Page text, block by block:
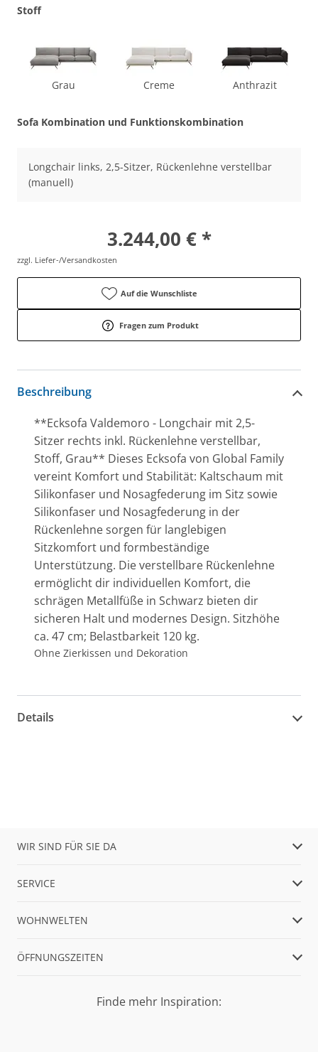
Stoff
Grau Creme Anthrazit
Sofa Kombination und Funktionskombination
Longchair links, 2,5-Sitzer, Rückenlehne verstellbar
(manuell)
3.244,00 € *
zzgl. Liefer-/Versandkosten
Auf die Wunschliste
Fragen zum Produkt
Beschreibung
**Ecksofa Valdemoro - Longchair mit 2,5-
Sitzer rechts inkl. Rückenlehne verstellbar,
Stoff, Grau** Dieses Ecksofa von Global Family
vereint Komfort und Stabilität: Kaltschaum mit
Silikonfaser und Nosagfederung im Sitz sowie
Silikonfaser und Nosagfederung in der
Rückenlehne sorgen für langlebigen
Sitzkomfort und formbeständige
Unterstützung. Die verstellbare Rückenlehne
ermöglicht dir individuellen Komfort, die
schrägen Metallfüße in Schwarz bieten dir
sicheren Halt und modernes Design. Sitzhöhe
ca. 47 cm; Belastbarkeit 120 kg.
Ohne Zierkissen und Dekoration
Details
WIR SIND FÜR SIE DA
SERVICE
WOHNWELTEN
ÖFFNUNGSZEITEN
Finde mehr Inspiration: